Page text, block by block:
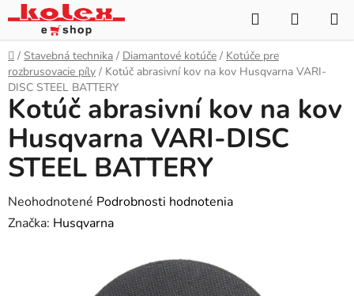
Prejsť
na
obsah
Hľadať
KOŠÍK
Domov
/ Stavebná technika / Diamantové kotúče / Kotúče pre
rozbrusovacie píly / Kotúč abrasivní kov na kov Husqvarna VARI-
DISC STEEL BATTERY
Kotúč abrasivní kov na kov
Husqvarna VARI-DISC
STEEL BATTERY
Priemerné
hodnotenie
Neohodnotené Podrobnosti hodnotenia
Značka: Husqvarna